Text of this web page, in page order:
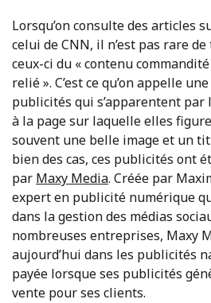
Lorsqu’on consulte des articles
celui de CNN, il n’est pas rare
ceux-ci du « contenu
relié ». C’est ce qu’on appelle
publicités qui s’apparentent
à la page sur laquelle elles
souvent une belle image et un
bien des cas, ces publicités ont
par Maxy Media. Créée par
expert en publicité numérique
dans la gestion des médias
nombreuses entreprises, Maxy
aujourd’hui dans les publicités
payée lorsque ses publicités
vente pour ses clients.